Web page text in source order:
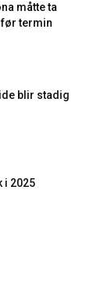
måtte ta
termin
blir stadig
i 2025